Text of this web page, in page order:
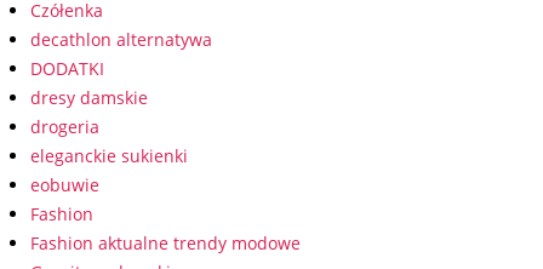
Czółenka
decathlon alternatywa
DODATKI
dresy damskie
drogeria
eleganckie sukienki
eobuwie
Fashion
Fashion aktualne trendy modowe